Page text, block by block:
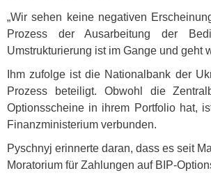
„Wir sehen keine negativen
Prozess der Ausarbeitung der
Umstrukturierung ist im Gange und geht
Ihm zufolge ist die Nationalbank der
Prozess beteiligt. Obwohl die
Optionsscheine in ihrem Portfolio hat,
Finanzministerium verbunden.
Pyschnyj erinnerte daran, dass es seit
Moratorium für Zahlungen auf BIP-